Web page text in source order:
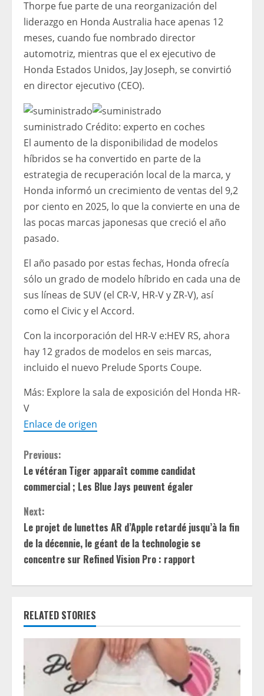
Thorpe fue parte de una reorganización del
liderazgo en Honda Australia hace apenas 12
meses, cuando fue nombrado director
automotriz, mientras que el ex ejecutivo de
Honda Estados Unidos, Jay Joseph, se convirtió
en director ejecutivo (CEO).
suministrado Crédito: experto en coches
El aumento de la disponibilidad de modelos
híbridos se ha convertido en parte de la
estrategia de recuperación local de la marca, y
Honda informó un crecimiento de ventas del 9,2
por ciento en 2025, lo que la convierte en una de
las pocas marcas japonesas que creció el año
pasado.
El año pasado por estas fechas, Honda ofrecía
sólo un grado de modelo híbrido en cada una de
sus líneas de SUV (el CR-V, HR-V y ZR-V), así
como el Civic y el Accord.
Con la incorporación del HR-V e:HEV RS, ahora
hay 12 grados de modelos en seis marcas,
incluido el nuevo Prelude Sports Coupe.
Más: Explore la sala de exposición del Honda HR-
V
Enlace de origen
C
o
n
t
i
n
u
e
e
Previous:
Le vétéran Tiger apparaît comme candidat
commercial ; Les Blue Jays peuvent égaler
Next:
Le projet de lunettes AR d’Apple retardé jusqu’à la fin
de la décennie, le géant de la technologie se
concentre sur Refined Vision Pro : rapport
RELATED STORIES